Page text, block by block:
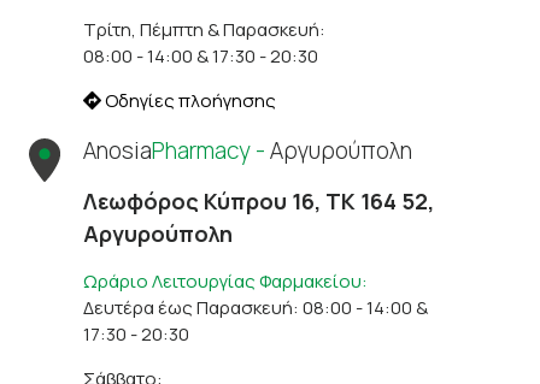
Τρίτη, Πέμπτη & Παρασκευή:
08:00 - 14:00 & 17:30 - 20:30
Οδηγίες πλοήγησης
AnosiaPharmacy -Αργυρούπολη
Λεωφόρος Κύπρου 16, ΤΚ 164 52,
Αργυρούπολη
Ωράριο Λειτουργίας Φαρμακείου:
Δευτέρα έως Παρασκευή: 08:00 - 14:00 &
17:30 - 20:30